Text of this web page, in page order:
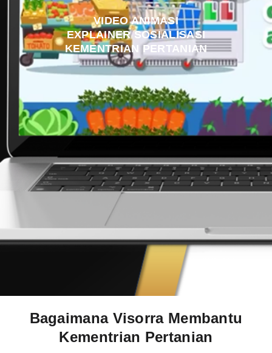
VIDEO ANIMASI
EXPLAINER SOSIALISASI
KEMENTRIAN PERTANIAN
Bagaimana Visorra Membantu
Kementrian Pertanian